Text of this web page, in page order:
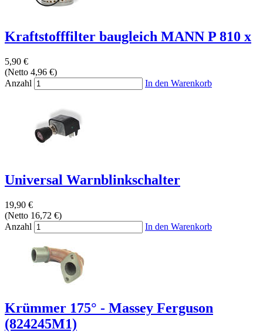
Kraftstofffilter baugleich MANN P 810 x
5,90 €
(Netto 4,96 €)
Anzahl
In den Warenkorb
Universal Warnblinkschalter
19,90 €
(Netto 16,72 €)
Anzahl
In den Warenkorb
Krümmer 175° - Massey Ferguson
(824245M1)